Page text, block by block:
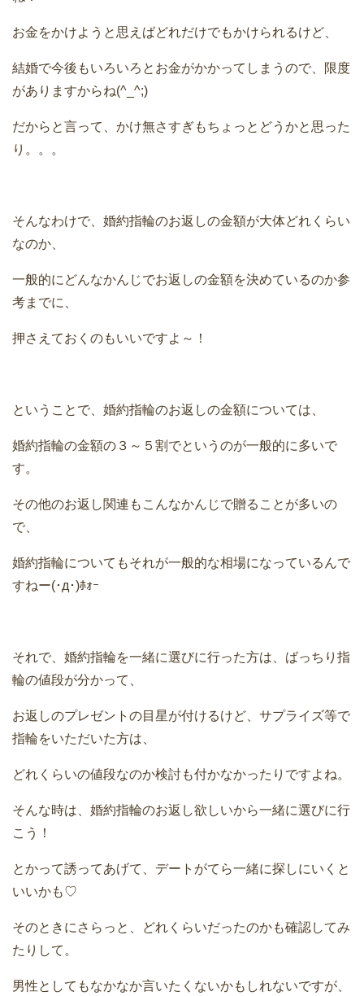
お金をかけようと思えばどれだけでもかけられるけど、
結婚で今後もいろいろとお金がかかってしまうので、限度
がありますからね(^_^;)
だからと言って、かけ無さすぎもちょっとどうかと思った
り。。。
そんなわけで、婚約指輪のお返しの金額が大体どれくらい
なのか、
一般的にどんなかんじでお返しの金額を決めているのか参
考までに、
押さえておくのもいいですよ～！
ということで、婚約指輪のお返しの金額については、
婚約指輪の金額の３～５割でというのが一般的に多いで
す。
その他のお返し関連もこんなかんじで贈ることが多いの
で、
婚約指輪についてもそれが一般的な相場になっているんで
すねー(･д･)ﾎｫｰ
それで、婚約指輪を一緒に選びに行った方は、ばっちり指
輪の値段が分かって、
お返しのプレゼントの目星が付けるけど、サプライズ等で
指輪をいただいた方は、
どれくらいの値段なのか検討も付かなかったりですよね。
そんな時は、婚約指輪のお返し欲しいから一緒に選びに行
こう！
とかって誘ってあげて、デートがてら一緒に探しにいくと
いいかも♡
そのときにさらっと、どれくらいだったのかも確認してみ
たりして。
男性としてもなかなか言いたくないかもしれないですが、